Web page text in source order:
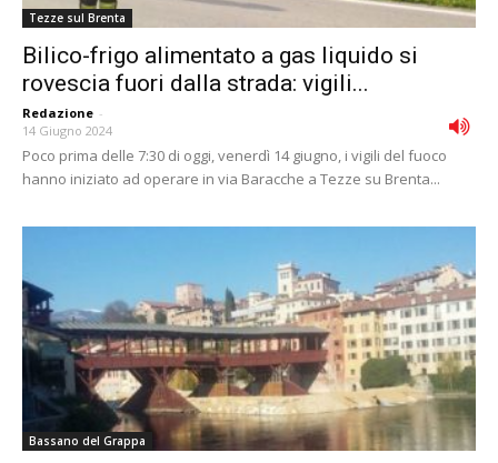
Tezze sul Brenta
Bilico-frigo alimentato a gas liquido si
rovescia fuori dalla strada: vigili...
Redazione -
14 Giugno 2024
Poco prima delle 7:30 di oggi, venerdì 14 giugno, i vigili del fuoco
hanno iniziato ad operare in via Baracche a Tezze su Brenta...
Bassano del Grappa